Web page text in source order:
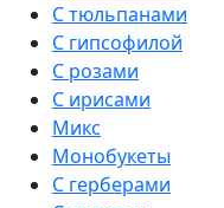
С тюльпанами
С гипсофилой
С розами
С ирисами
Микс
Монобукеты
С герберами